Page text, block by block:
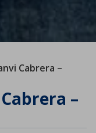
Cabrera –
–